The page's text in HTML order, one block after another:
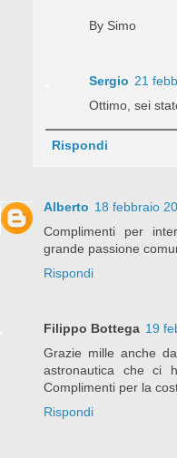
By Simo
Sergio 21
Ottimo, sei
Rispondi
Alberto 18 febbraio
Complimenti per
grande passione
Rispondi
Filippo Bottega 19
Grazie mille anche
astronautica che ci
Complimenti per la
Rispondi